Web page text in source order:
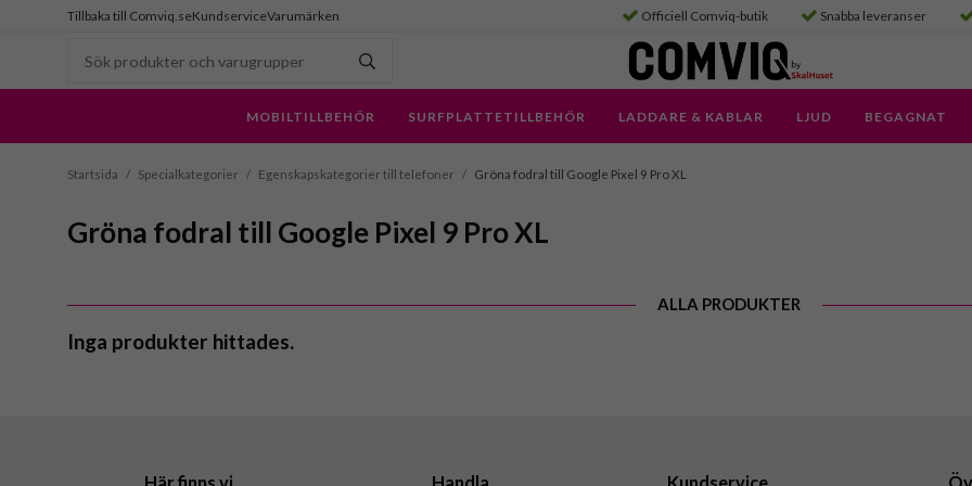
Tillbaka till Comviq.seKundserviceVarumärken Officiell Comviq-butik Snabba leveranser
MOBILTILLBEHÖR SURFPLATTETILLBEHÖR LADDARE & KABLAR LJUD BEGAGNAT
Startsida / Specialkategorier / Egenskapskategorier till telefoner / Gröna fodral till Google Pixel 9 Pro XL
Gröna fodral till Google Pixel 9 Pro XL
ALLA PRODUKTER
Inga produkter hittades.